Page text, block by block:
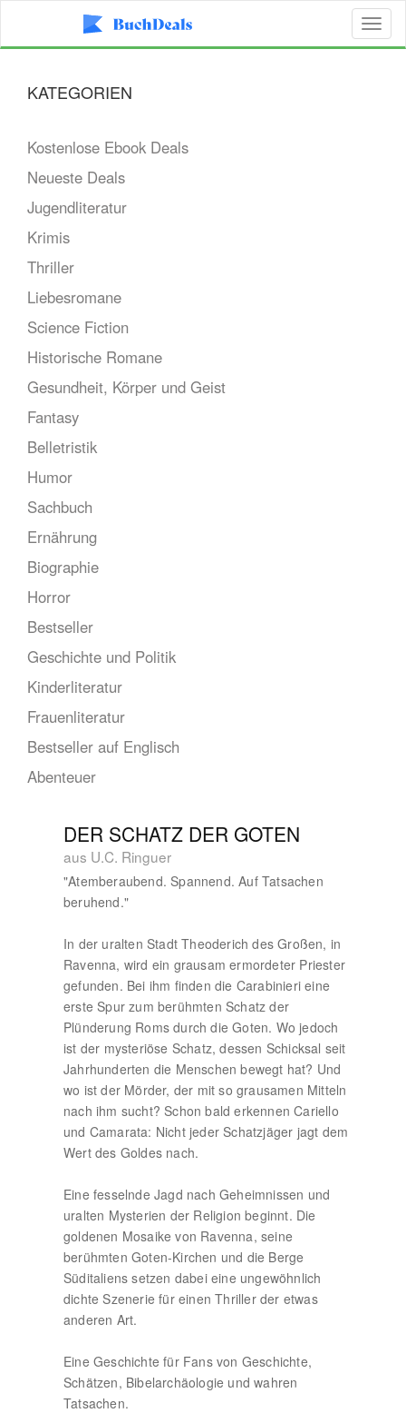
KATEGORIEN
Kostenlose Ebook Deals
Neueste Deals
Jugendliteratur
Krimis
Thriller
Liebesromane
Science Fiction
Historische Romane
Gesundheit, Körper und Geist
Fantasy
Belletristik
Humor
Sachbuch
Ernährung
Biographie
Horror
Bestseller
Geschichte und Politik
Kinderliteratur
Frauenliteratur
Bestseller auf Englisch
Abenteuer
DER SCHATZ DER GOTEN
aus U.C. Ringuer
"Atemberaubend. Spannend. Auf Tatsachen
beruhend."
In der uralten Stadt Theoderich des Großen, in
Ravenna, wird ein grausam ermordeter Priester
gefunden. Bei ihm finden die Carabinieri eine
erste Spur zum berühmten Schatz der
Plünderung Roms durch die Goten. Wo jedoch
ist der mysteriöse Schatz, dessen Schicksal seit
Jahrhunderten die Menschen bewegt hat? Und
wo ist der Mörder, der mit so grausamen Mitteln
nach ihm sucht? Schon bald erkennen Cariello
und Camarata: Nicht jeder Schatzjäger jagt dem
Wert des Goldes nach.
Eine fesselnde Jagd nach Geheimnissen und
uralten Mysterien der Religion beginnt. Die
goldenen Mosaike von Ravenna, seine
berühmten Goten-Kirchen und die Berge
Süditaliens setzen dabei eine ungewöhnlich
dichte Szenerie für einen Thriller der etwas
anderen Art.
Eine Geschichte für Fans von Geschichte,
Schätzen, Bibelarchäologie und wahren
Tatsachen.